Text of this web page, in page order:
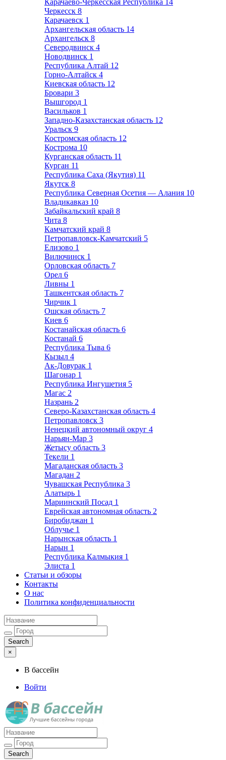
Карачаево-Черкесская Республика 14
Черкесск 8
Карачаевск 1
Архангельская область 14
Архангельск 8
Северодвинск 4
Новодвинск 1
Республика Алтай 12
Горно-Алтайск 4
Киевская область 12
Бровари 3
Вышгород 1
Васильков 1
Западно-Казахстанская область 12
Уральск 9
Костромская область 12
Кострома 10
Курганская область 11
Курган 11
Республика Саха (Якутия) 11
Якутск 8
Республика Северная Осетия — Алания 10
Владикавказ 10
Забайкальский край 8
Чита 8
Камчатский край 8
Петропавловск-Камчатский 5
Елизово 1
Вилючинск 1
Орловская область 7
Орел 6
Ливны 1
Ташкентская область 7
Чирчик 1
Ошская область 7
Киев 6
Костанайская область 6
Костанай 6
Республика Тыва 6
Кызыл 4
Ак-Довурак 1
Шагонар 1
Республика Ингушетия 5
Магас 2
Назрань 2
Северо-Казахстанская область 4
Петропавловск 3
Ненецкий автономный округ 4
Нарьян-Мар 3
Жетысу область 3
Текели 1
Магаданская область 3
Магадан 2
Чувашская Республика 3
Алатырь 1
Мариинский Посад 1
Еврейская автономная область 2
Биробиджан 1
Облучье 1
Нарынская область 1
Нарын 1
Республика Калмыкия 1
Элиста 1
Статьи и обзоры
Контакты
О нас
Политика конфиденциальности
×
В бассейн
Войти
Лучшие бассейны города